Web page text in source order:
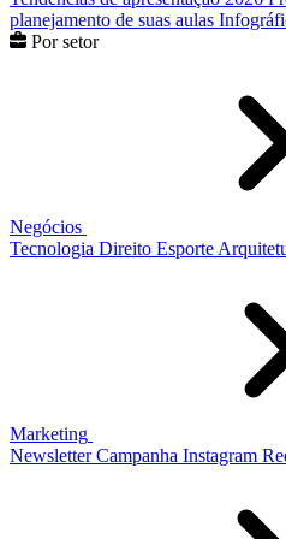
planejamento de suas aulas
Por setor
Negócios
Tecnologia Direito Esporte
Marketing
Newsletter Campanha Instagram